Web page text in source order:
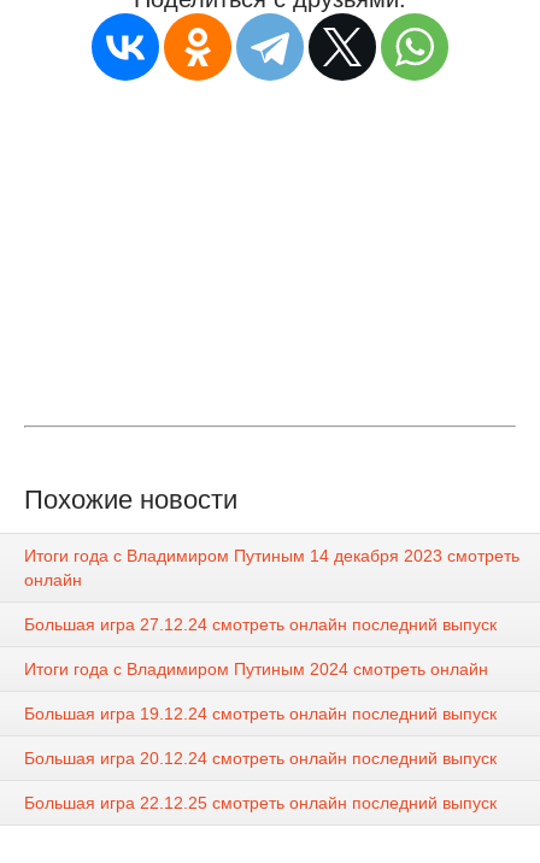
Похожие новости
Итоги года с Владимиром Путиным 14 декабря 2023 смотреть
онлайн
Большая игра 27.12.24 смотреть онлайн последний выпуск
Итоги года с Владимиром Путиным 2024 смотреть онлайн
Большая игра 19.12.24 смотреть онлайн последний выпуск
Большая игра 20.12.24 смотреть онлайн последний выпуск
Большая игра 22.12.25 смотреть онлайн последний выпуск